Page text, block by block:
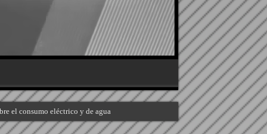
el consumo eléctrico y de agua